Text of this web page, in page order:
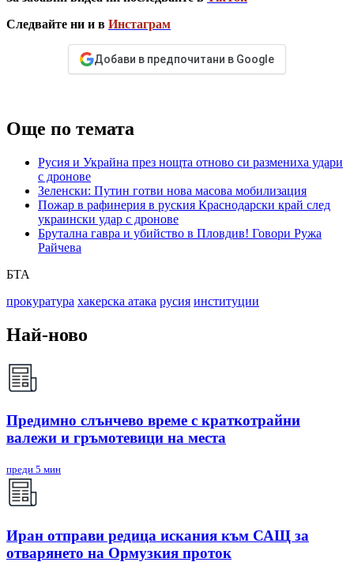
Следвайте ни и в Инстаграм
Добави в предпочитани в Google
Още по темата
Русия и Украйна през нощта отново си размениха удари
с дронове
Зеленски: Путин готви нова масова мобилизация
Пожар в рафинерия в руския Краснодарски край след
украински удар с дронове
Брутална гавра и убийство в Пловдив! Говори Ружа
Райчева
БТА
прокуратура хакерска атака русия институции
Най-ново
Предимно слънчево време с краткотрайни
валежи и гръмотевици на места
преди 5 мин
Иран отправи редица искания към САЩ за
отварянето на Ормузкия проток